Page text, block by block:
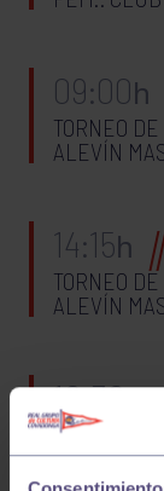
09:00h
TORNEO
ALEVÍN
14:15h
TORNEO
ALEVÍN
10:30h
TORNEO
ALEVÍN